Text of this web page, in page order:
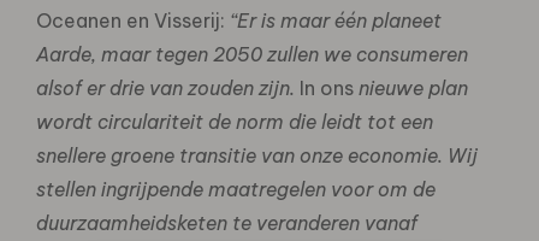
Oceanen en Visserij: “Er is maar één planeet
Aarde, maar tegen 2050 zullen we consumeren
alsof er drie van zouden zijn. In ons nieuwe plan
wordt circulariteit de norm die leidt tot een
snellere groene transitie van onze economie. Wij
stellen ingrijpende maatregelen voor om de
duurzaamheidsketen te veranderen vanaf